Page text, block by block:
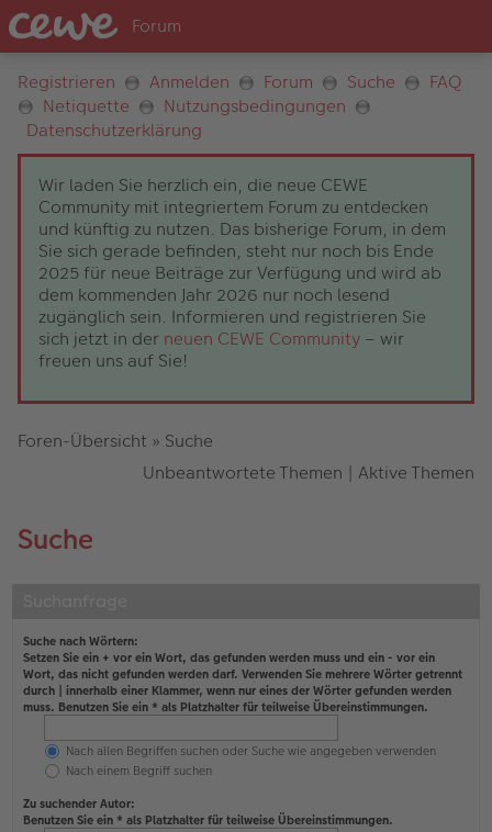
Registrieren Anmelden Forum Suche
FAQ
Netiquette
Nutzungsbedingungen
Datenschutzerklärung
Wir laden Sie herzlich ein, die neue CEWE
Community mit integriertem Forum zu entdecken
und künftig zu nutzen. Das bisherige Forum, in dem
Sie sich gerade befinden, steht nur noch bis Ende
2025 für neue Beiträge zur Verfügung und wird ab
dem kommenden Jahr 2026 nur noch lesend
zugänglich sein. Informieren und registrieren Sie
sich jetzt in der neuen CEWE Community – wir
freuen uns auf Sie!
Foren-Übersicht » Suche
Unbeantwortete Themen | Aktive Themen
Suche
Suche nach Wörtern:
Setzen Sie ein + vor ein Wort, das gefunden werden muss und ein - vor ein
Wort, das nicht gefunden werden darf. Verwenden Sie mehrere Wörter getrennt
durch | innerhalb einer Klammer, wenn nur eines der Wörter gefunden werden
muss. Benutzen Sie ein * als Platzhalter für teilweise Übereinstimmungen.
Nach allen Begriffen suchen oder Suche wie angegeben verwenden
Nach einem Begriff suchen
Zu suchender Autor:
Benutzen Sie ein * als Platzhalter für teilweise Übereinstimmungen.